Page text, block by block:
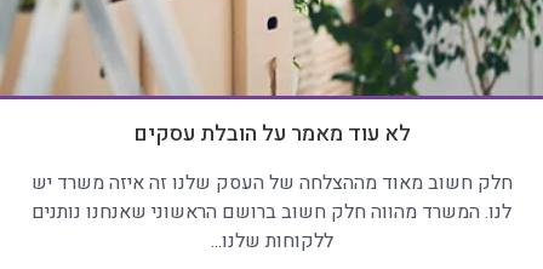
לא עוד מאמר על הובלת עסקים
חלק חשוב מאוד מההצלחה של העסק שלנו זה איזה משרד יש
לנו. המשרד מהווה חלק חשוב ברושם הראשוני שאנחנו נותנים
ללקוחות שלנו...